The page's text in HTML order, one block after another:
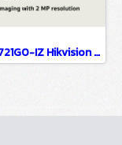
DS-2CD3721G0-IZ Hikvision 2MP Varifocal Dome Network Camera IP Camera CCTV Camera (2.7-13.5mm)